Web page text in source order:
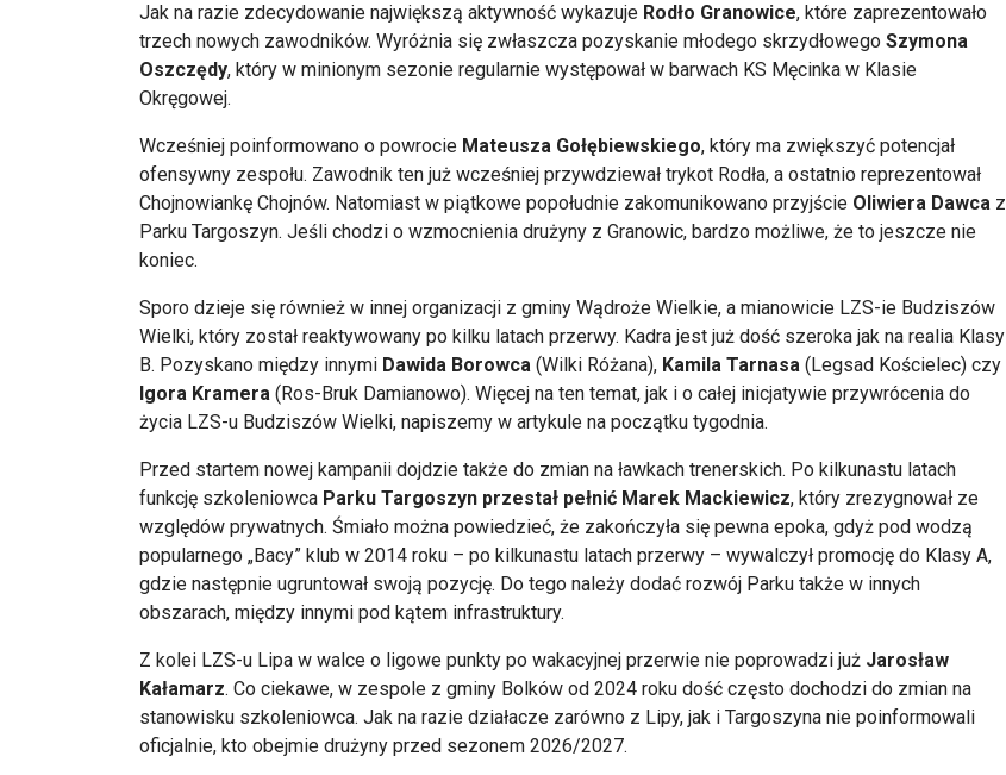
Jak na razie zdecydowanie największą aktywność wykazuje Rodło Granowice, które zaprezentowało
trzech nowych zawodników. Wyróżnia się zwłaszcza pozyskanie młodego skrzydłowego Szymona
Oszczędy, który w minionym sezonie regularnie występował w barwach KS Męcinka w Klasie
Okręgowej.
Wcześniej poinformowano o powrocie Mateusza Gołębiewskiego, który ma zwiększyć potencjał
ofensywny zespołu. Zawodnik ten już wcześniej przywdziewał trykot Rodła, a ostatnio reprezentował
Chojnowiankę Chojnów. Natomiast w piątkowe popołudnie zakomunikowano przyjście Oliwiera Dawca z
Parku Targoszyn. Jeśli chodzi o wzmocnienia drużyny z Granowic, bardzo możliwe, że to jeszcze nie
koniec.
Sporo dzieje się również w innej organizacji z gminy Wądroże Wielkie, a mianowicie LZS-ie Budziszów
Wielki, który został reaktywowany po kilku latach przerwy. Kadra jest już dość szeroka jak na realia Klasy
B. Pozyskano między innymi Dawida Borowca (Wilki Różana), Kamila Tarnasa (Legsad Kościelec) czy
Igora Kramera (Ros-Bruk Damianowo). Więcej na ten temat, jak i o całej inicjatywie przywrócenia do
życia LZS-u Budziszów Wielki, napiszemy w artykule na początku tygodnia.
Przed startem nowej kampanii dojdzie także do zmian na ławkach trenerskich. Po kilkunastu latach
funkcję szkoleniowca Parku Targoszyn przestał pełnić Marek Mackiewicz, który zrezygnował ze
względów prywatnych. Śmiało można powiedzieć, że zakończyła się pewna epoka, gdyż pod wodzą
popularnego „Bacy” klub w 2014 roku – po kilkunastu latach przerwy – wywalczył promocję do Klasy A,
gdzie następnie ugruntował swoją pozycję. Do tego należy dodać rozwój Parku także w innych
obszarach, między innymi pod kątem infrastruktury.
Z kolei LZS-u Lipa w walce o ligowe punkty po wakacyjnej przerwie nie poprowadzi już Jarosław
Kałamarz. Co ciekawe, w zespole z gminy Bolków od 2024 roku dość często dochodzi do zmian na
stanowisku szkoleniowca. Jak na razie działacze zarówno z Lipy, jak i Targoszyna nie poinformowali
oficjalnie, kto obejmie drużyny przed sezonem 2026/2027.